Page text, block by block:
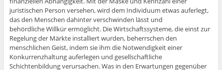
juristischen Person versehen, wird dem Individuum etwas auferlegt,
das den Menschen dahinter verschwinden lässt und
behördliche Willkür ermöglicht. Die Wirtschaftssysteme, die einst zur
Regelung der Märkte installiert wurden, beherrschen den
menschlichen Geist, indem sie ihm die Notwendigkeit einer
Konkurrenzhaltung auferlegen und gesellschaftliche
Schichtenbildung verursachen. Was in den Erwartungen gegenüber